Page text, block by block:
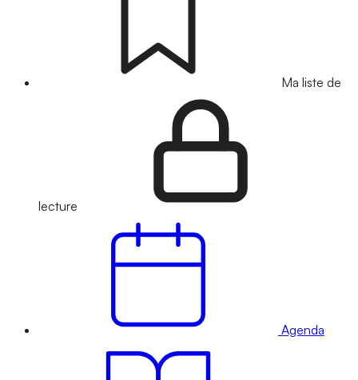
Ma liste de
lecture
Agenda